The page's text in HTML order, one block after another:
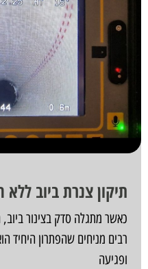
תיקון צנרת ביוב ללא
כאשר מתגלה סדק בצינור ביוב,
רבים מניחים שהפתרון היחיד
ופגיעה